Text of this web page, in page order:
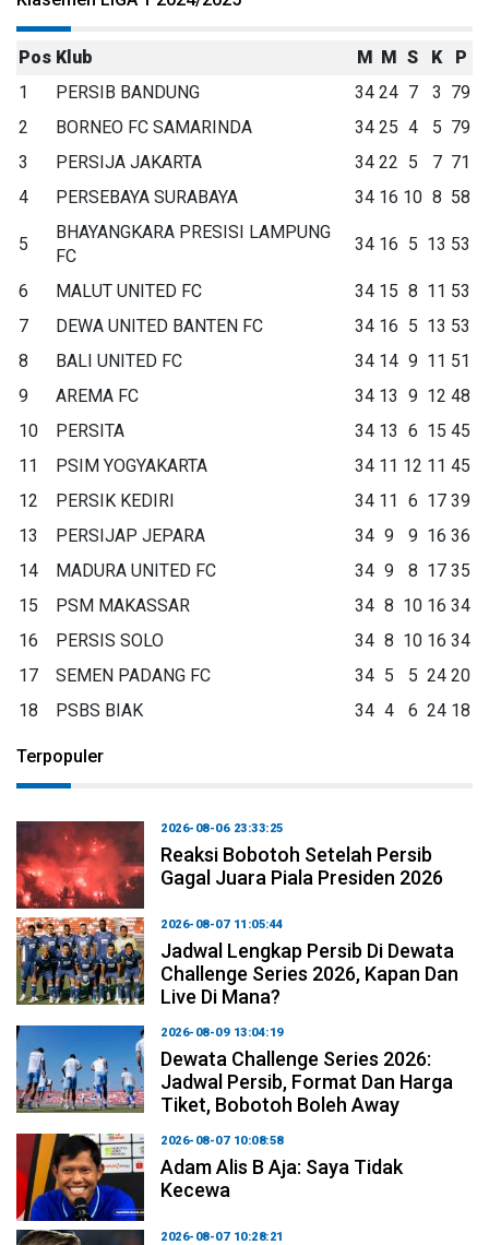
Pos Klub M M S K
P
1
PERSIB BANDUNG 34 24 7 3 79
2
BORNEO FC SAMARINDA 34 25 4 5 79
3
PERSIJA JAKARTA 34 22 5 7 71
4
PERSEBAYA SURABAYA 34 16 10 8 58
5
BHAYANGKARA PRESISI LAMPUNG
FC
34 16 5 13 53
6 MALUT UNITED FC 34 15 8 11 53
7
DEWA UNITED BANTEN FC 34 16 5 13 53
8
BALI UNITED FC 34 14 9 11 51
9
AREMA FC 34 13 9 12 48
10
PERSITA 34 13 6 15 45
11
PSIM YOGYAKARTA 34 11 12 11 45
12
PERSIK KEDIRI 34 11 6 17 39
13
PERSIJAP JEPARA 34 9 9 16 36
14
MADURA UNITED FC 34 9 8 17 35
15
PSM MAKASSAR 34 8 10 16 34
16
PERSIS SOLO 34 8 10 16 34
17
SEMEN PADANG FC 34 5 5 24 20
18
PSBS BIAK 34 4 6 24 18
Terpopuler
2026-08-06 23:33:25
Reaksi Bobotoh Setelah Persib
Gagal Juara Piala Presiden 2026
2026-08-07 11:05:44
Jadwal Lengkap Persib Di Dewata
Challenge Series 2026, Kapan Dan
Live Di Mana?
2026-08-09 13:04:19
Dewata Challenge Series 2026:
Jadwal Persib, Format Dan Harga
Tiket, Bobotoh Boleh Away
2026-08-07 10:08:58
Adam Alis B Aja: Saya Tidak
Kecewa
2026-08-07 10:28:21